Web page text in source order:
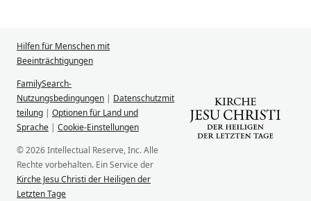
Hilfen für Menschen mit
Beeinträchtigungen
FamilySearch-
Nutzungsbedingungen | Datenschutzmit
teilung | Optionen für Land und
Sprache | Cookie-Einstellungen
© 2026 Intellectual Reserve, Inc. Alle
Rechte vorbehalten. Ein Service der
Kirche Jesu Christi der Heiligen der
Letzten Tage